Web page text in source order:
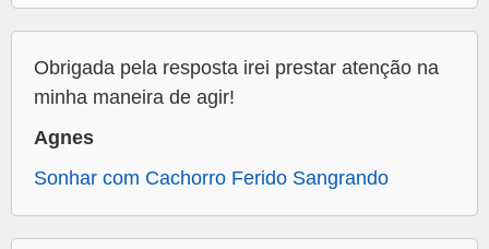
Obrigada pela resposta irei prestar atenção na
minha maneira de agir!
Agnes
Sonhar com Cachorro Ferido Sangrando